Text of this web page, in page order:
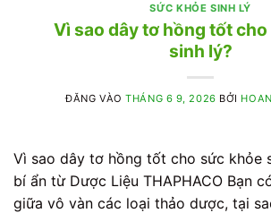
SỨC KHỎE SINH LÝ
Vì sao dây tơ hồng tốt
sinh lý?
ĐĂNG VÀOTHÁNG 6 9, 2026 BỞI
Vì sao dây tơ hồng tốt cho sức khỏe
bí ẩn từ Dược Liệu THAPHACO Bạn
giữa vô vàn các loại thảo dược, tại